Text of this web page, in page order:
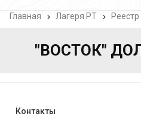
Главная Лагеря РТ
"ВОСТОК"
Контакты